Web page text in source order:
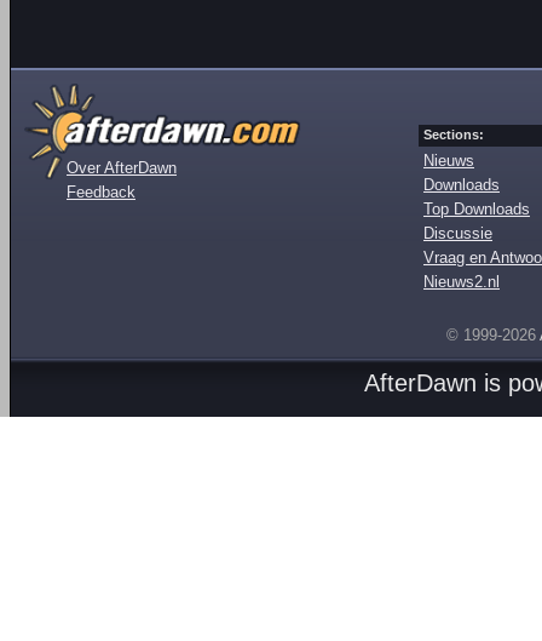
Over AfterDawn
Feedback
Sections:
Nieuws
Downloads
Top Downloads
Discussie
Vraag en
Nieuws2.nl
© 1999-2026
AfterDawn is